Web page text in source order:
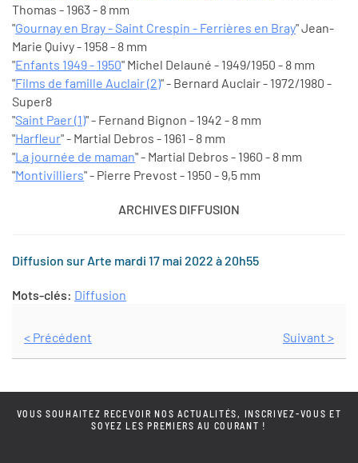
Thomas - 1963 - 8 mm
"Gournay en Bray - Saint Crespin - Ferrières en Bray" Jean-
Marie Quivy - 1958 - 8 mm
"Enfants 1949 - 1950" Michel Delauné - 1949/1950 - 8 mm
"Films de famille Auclair (2)" - Bernard Auclair - 1972/1980 -
Super8
"Saint Paer (1)" - Fernand Bignon - 1942 - 8 mm
"Harfleur" - Martial Debros - 1961 - 8 mm
"La journée de maman" - Martial Debros - 1960 - 8 mm
"Montivilliers" - Pierre Prevost - 1950 - 9,5 mm
ARCHIVES DIFFUSION
Diffusion sur Arte mardi 17 mai 2022 à 20h55
Mots-clés: Diffusion
< Précédent Suivant >
VOUS SOUHAITEZ RECEVOIR NOS ACTUALITÉS, INSCRIVEZ-VOUS ET
SOYEZ LES PREMIERS AU COURANT !